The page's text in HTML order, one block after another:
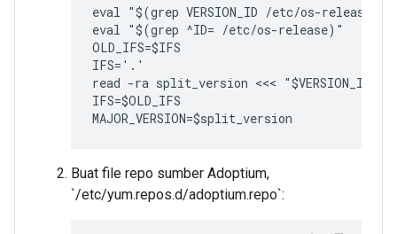
eval "$(grep VERSION_ID /etc/os-release)"
eval "$(grep ^ID= /etc/os-release)"
OLD_IFS=$IFS
IFS='.'
read -ra split_version <<< "$VERSION_ID"
IFS=$OLD_IFS
MAJOR_VERSION=$split_version
Buat file repo sumber Adoptium,
`/etc/yum.repos.d/adoptium.repo`: